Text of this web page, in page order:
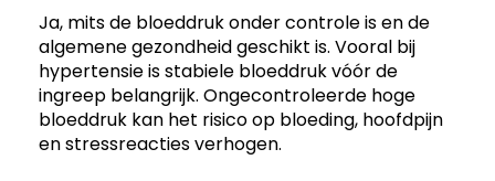
Ja, mits de bloeddruk onder controle is en de
algemene gezondheid geschikt is. Vooral bij
hypertensie is stabiele bloeddruk vóór de
ingreep belangrijk. Ongecontroleerde hoge
bloeddruk kan het risico op bloeding, hoofdpijn
en stressreacties verhogen.